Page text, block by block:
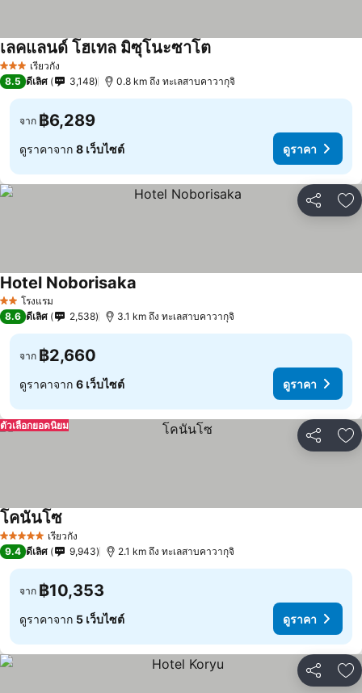
3 ดาว เรียวกัง
เลคแลนด์ โฮเทล มิซุโนะซาโตดูราคา
8.5 ดีเลิศ 3,148 0.8 km ถึง ทะเลสาบคาวากุจิ
จาก ฿6,289
ดูราคาจาก 8 เว็บไซต์ ดูราคา
แชร์ เ
2 ดาวโรงแรม
Hotel Noborisaka
8.6 ดีเลิศ 2,538 3.1 km ถึง ทะเลสาบคาวากุจิ
จาก ฿2,660
ดูราคาจาก 6 เว็บไซต์ ดูราคา
แชร์ เ
ตัวเลือกยอดนิยม
5 ดาว เรียวกัง
โคนันโซ
9.4 ดีเลิศ 9,943 2.1 km ถึง ทะเลสาบคาวากุจิ
จาก ฿10,353
ดูราคาจาก 5 เว็บไซต์ ดูราคา
แชร์ เ